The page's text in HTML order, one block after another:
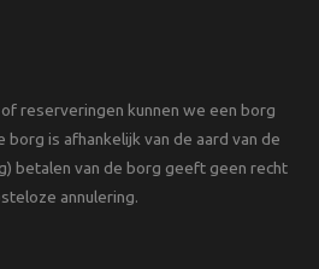
reserveringen kunnen we een borg
borg is afhankelijk van de aard van de
betalen van de borg geeft geen recht
annulering.